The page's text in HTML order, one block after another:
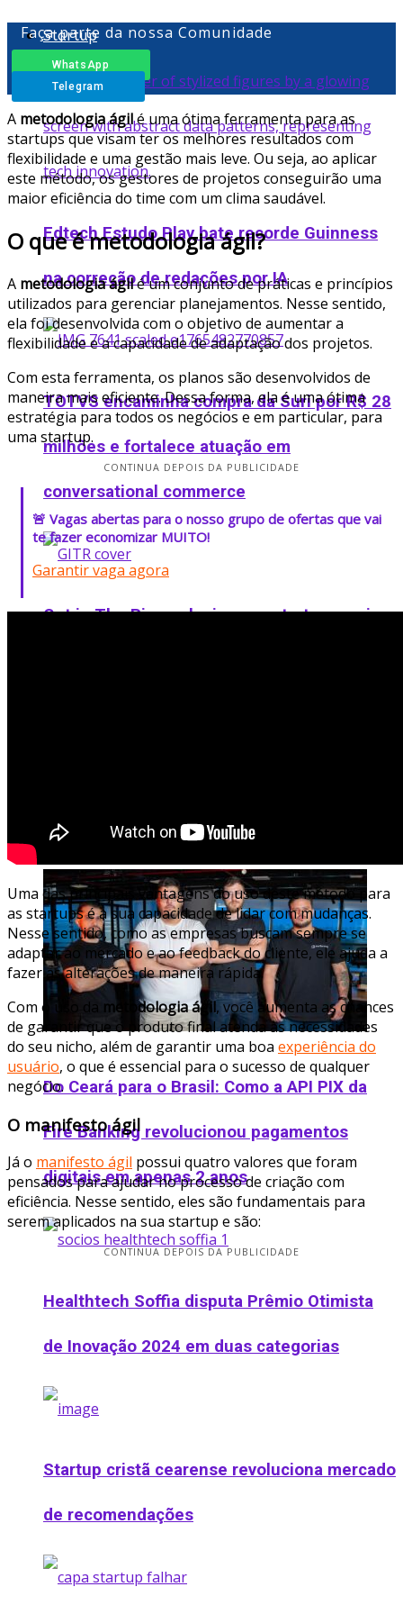
Startup
Edtech Estudo Play bate recorde Guinness
na correção de redações por IA
TOTVS encaminha compra da Suri por R$ 28
milhões e fortalece atuação em
conversational commerce
Get in The Ring seleciona as startups mais
revela startups selecionadas no PRAIÔ 2025
Do Ceará para o Brasil: Como a API PIX da
Fire Banking revolucionou pagamentos
digitais em apenas 2 anos
Healthtech Soffia disputa Prêmio Otimista
de Inovação 2024 em duas categorias
Startup cristã cearense revoluciona mercado
de recomendações
Faça parte da nossa Comunidade
WhatsApp
Telegram
A metodologia ágilé uma ótima ferramenta para as
startups que visam ter os melhores resultados com
flexibilidade e uma gestão mais leve. Ou seja, ao aplicar
este método, os gestores de projetos conseguirão uma
maior eficiência do time com um clima saudável.
O que é metodologia ágil?
A metodologia ágilé um conjunto de práticas e princípios
utilizados para gerenciar planejamentos. Nesse sentido,
ela foi desenvolvida com o objetivo de aumentar a
flexibilidade e a capacidade de adaptação dos projetos.
Com esta ferramenta, os planos são desenvolvidos de
maneira mais eficiente. Dessa forma, ela é uma ótima
estratégia para todos os negócios e em particular, para
uma startup.
CONTINUA DEPOIS DA PUBLICIDADE
🚨 Vagas abertas para o nosso grupo de ofertas que vai
te fazer economizar MUITO!
Garantir vaga agora
Uma das principais vantagens do uso deste método para
as startups é a sua capacidade de lidar com mudanças.
Nesse sentido, como as empresas buscam sempre se
adaptar ao mercado e ao feedback do cliente, ele ajuda a
fazer as alterações de maneira rápida.
Com o uso da metodologia ágil, você aumenta as chances
de garantir que o produto final atenda às necessidades
do seu nicho, além de garantir uma boa experiência do
usuário, o que é essencial para o sucesso de qualquer
negócio.
O manifesto ágil
Já o manifesto ágil possui quatro valores que foram
pensados para ajudar no processo de criação com
eficiência. Nesse sentido, eles são fundamentais para
serem aplicados na sua startup e são:
CONTINUA DEPOIS DA PUBLICIDADE